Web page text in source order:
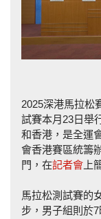
2025深港馬拉松
試賽本月23日舉
和香港，是全運
會香港賽區統籌
門，在記者會 上
馬拉松測試賽的
步，男子組則於